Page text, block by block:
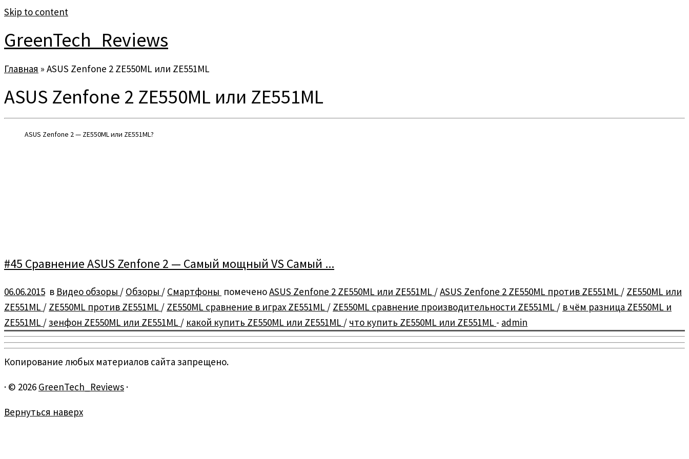
Skip to content
GreenTech_Reviews
Главная » ASUS Zenfone 2 ZE550ML или ZE551ML
ASUS Zenfone 2 ZE550ML или ZE551ML
ASUS Zenfone 2 — ZE550ML или ZE551ML?
#45 Сравнение ASUS Zenfone 2 — Самый мощный VS Самый ...
06.06.2015 в Видео обзоры / Обзоры / Смартфоны помеченоASUS Zenfone 2 ZE550ML или ZE551ML /ASUS Zenfone 2 ZE550ML против ZE551ML / ZE550ML или
ZE551ML / ZE550ML против ZE551ML / ZE550ML сравнение в играх ZE551ML / ZE550ML сравнение производительности ZE551ML / в чём разница ZE550ML и
ZE551ML /зенфон ZE550ML или ZE551ML / какой купить ZE550ML или ZE551ML / что купить ZE550ML или ZE551ML - admin
Копирование любых материалов сайта запрещено.
· © 2026 GreenTech_Reviews ·
Вернуться наверх